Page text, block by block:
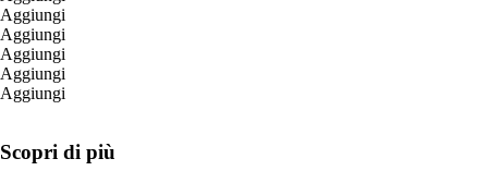
Aggiungi
Aggiungi
Aggiungi
Aggiungi
Aggiungi
Scopri di più